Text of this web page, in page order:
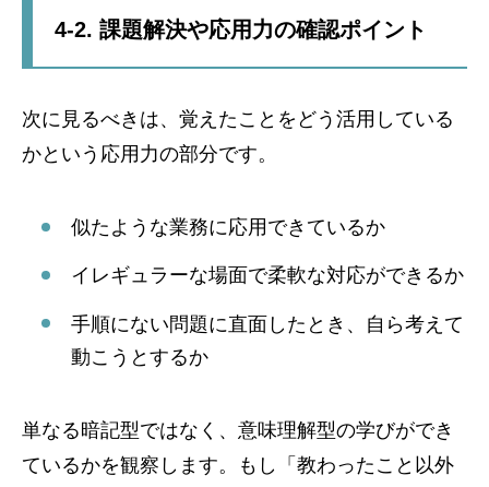
4-2. 課題解決や応用力の確認ポイント
次に見るべきは、覚えたことをどう活用している
かという応用力の部分です。
似たような業務に応用できているか
イレギュラーな場面で柔軟な対応ができるか
手順にない問題に直面したとき、自ら考えて
動こうとするか
単なる暗記型ではなく、意味理解型の学びができ
ているかを観察します。もし「教わったこと以外